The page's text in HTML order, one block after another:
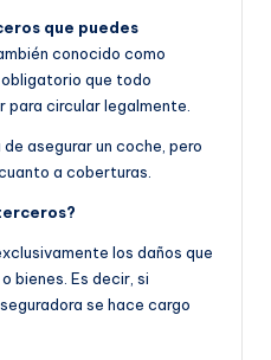
que puedes
conocido como
obligatorio que todo
para circular legalmente.
asegurar un coche, pero
a coberturas.
los daños que
bienes. Es decir, si
se hace cargo